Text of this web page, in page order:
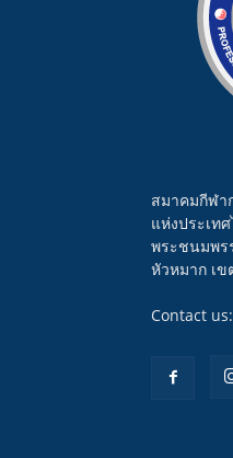
สมาคมกีฬา
แห่งประเท
พระชนมพร
หัวหมาก เข
Contact us: